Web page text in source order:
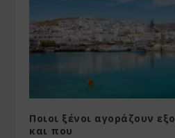
Ποιοι ξένοι αγοράζουν
και που